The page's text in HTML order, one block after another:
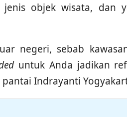
jenis objek wisata, dan
negeri, sebab
untuk Anda jadikan
Indrayanti